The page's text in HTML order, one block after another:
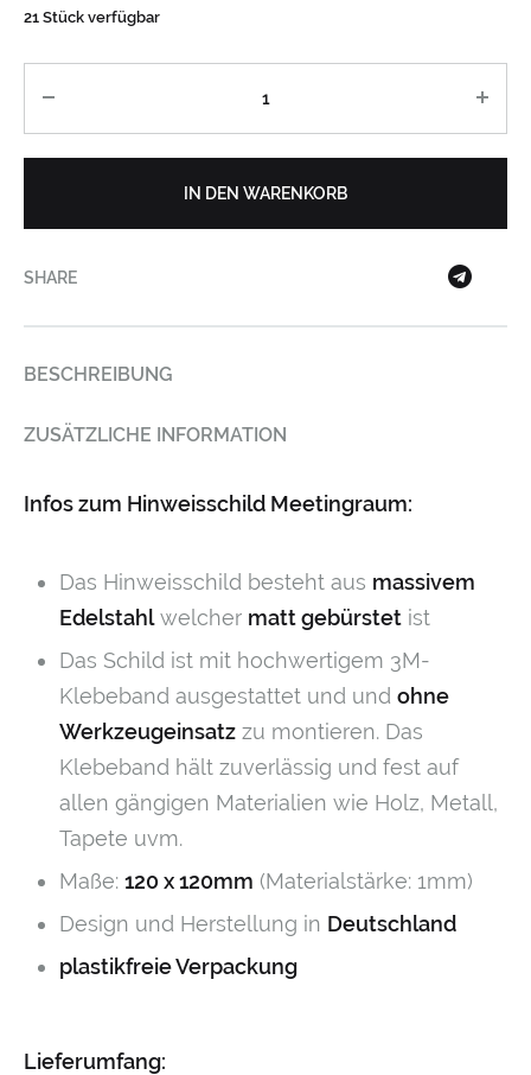
21 Stück verfügbar
IN DEN WARENKORB
SHARE
BESCHREIBUNG
ZUSÄTZLICHE INFORMATION
Infos zum Hinweisschild Meetingraum:
Das Hinweisschild besteht aus massivem
Edelstahlwelcher matt gebürstet ist
Das Schild ist mit hochwertigem 3M-
Klebeband ausgestattet und und ohne
Werkzeugeinsatz zu montieren. Das
Klebeband hält zuverlässig und fest auf
allen gängigen Materialien wie Holz, Metall,
Tapete uvm.
Maße: 120 x 120mm (Materialstärke: 1mm)
Design und Herstellung in Deutschland
plastikfreie Verpackung
Lieferumfang: